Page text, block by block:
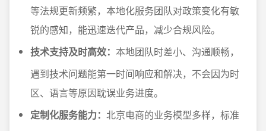
等法规更新频繁，本地化服务团队对政策变化有敏
锐的感知，能迅速迭代产品，减少合规风险。
技术支持及时高效： 本地团队时差小、沟通顺畅，
遇到技术问题能第一时间响应和解决，不会因为时
区、语言等原因耽误业务进度。
定制化服务能力： 北京电商的业务模型多样，标准